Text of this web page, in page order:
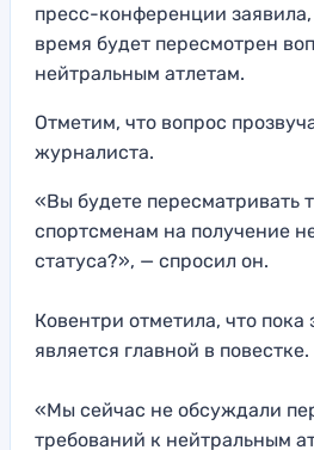
пресс-конференции
время будет пересмотрен
нейтральным атлетам.
Отметим, что вопрос
журналиста.
«Вы будете пересматривать
спортсменам на получение
статуса?», — спросил он.
Ковентри отметила, что пока
является главной в повестке.
«Мы сейчас не обсуждали
требований к нейтральным